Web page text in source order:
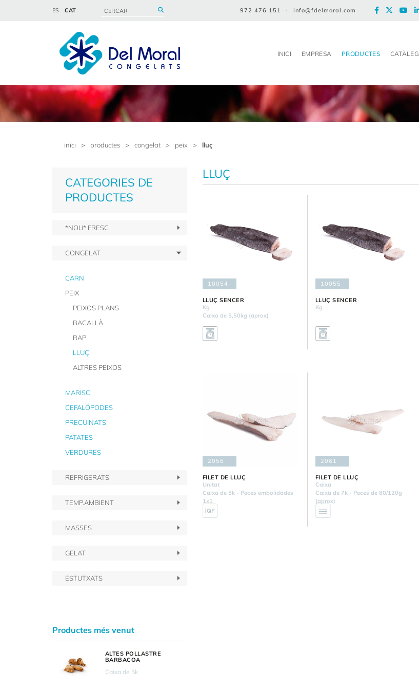
ES CAT 972 476 151 · info@fdelmoral.com
INICI EMPRESA PRODUCTES CATÀLEG
inici > productes > congelat > peix > lluç
CATEGORIES DE
PRODUCTES
*NOU* FRESC
CONGELAT
CARN
PEIX
PEIXOS PLANS
BACALLÀ
RAP
LLUÇ
ALTRES PEIXOS
MARISC
CEFALÓPODES
PRECUINATS
PATATES
VERDURES
REFRIGERATS
TEMP.AMBIENT
MASSES
GELAT
ESTUTXATS
Productes més venut
ALTES POLLASTRE
BARBACOA
Caixa de 5k
LLUÇ
10054
LLUÇ SENCER
Kg
Caixa de 5,50kg (aprox)
10055
LLUÇ SENCER
Kg
2056
FILET DE LLUÇ
Unitat
Caixa de 5k - Peces embolidades
1x1
2061
FILET DE LLUÇ
Caixa
Caixa de 7k - Peces de 80/120g
(aprox)